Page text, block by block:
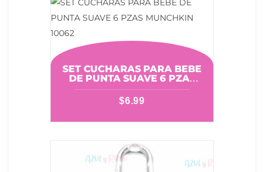
SET CUCHARAS PARA BEBE
DE PUNTA SUAVE 6 PZAS
MUNCHKIN 10062
$6.99